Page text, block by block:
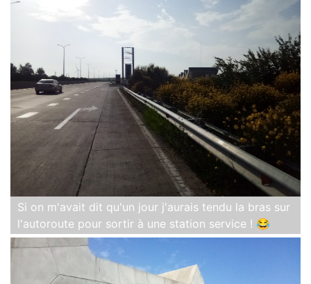
Si on m'avait dit qu'un jour j'aurais tendu la bras sur
l'autoroute pour sortir à une station service ! 😂